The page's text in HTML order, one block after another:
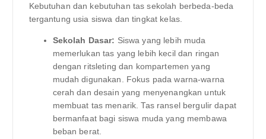
Kebutuhan dan kebutuhan tas sekolah berbeda-beda
tergantung usia siswa dan tingkat kelas.
Sekolah Dasar: Siswa yang lebih muda
memerlukan tas yang lebih kecil dan ringan
dengan ritsleting dan kompartemen yang
mudah digunakan. Fokus pada warna-warna
cerah dan desain yang menyenangkan untuk
membuat tas menarik. Tas ransel bergulir dapat
bermanfaat bagi siswa muda yang membawa
beban berat.